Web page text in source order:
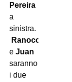
Pereira
a
sinistra.
Ranocchia
eJuan
saranno
i due